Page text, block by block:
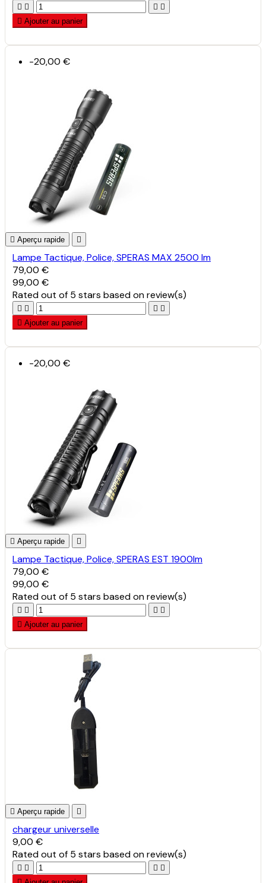
   
 Ajouter au panier
-20,00 €
 Aperçu rapide 
Lampe Tactique, Police, SPERAS MAX 2500 lm
79,00 €
99,00 €
Ratedout of 5 stars based onreview(s)
   
 Ajouter au panier
-20,00 €
 Aperçu rapide 
Lampe Tactique, Police, SPERAS EST 1900lm
79,00 €
99,00 €
Ratedout of 5 stars based onreview(s)
   
 Ajouter au panier
 Aperçu rapide 
chargeur universelle
9,00 €
Ratedout of 5 stars based onreview(s)
   